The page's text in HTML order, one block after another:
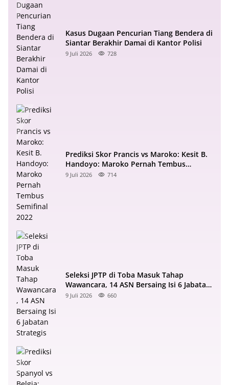
Kasus Dugaan Pencurian Tiang Bendera di
Siantar Berakhir Damai di Kantor Polisi
9 Juli 2026 728
Prediksi Skor Prancis vs Maroko: Kesit B.
Handoyo: Maroko Pernah Tembus
Semifinal 2022
9 Juli 2026 714
Seleksi JPTP di Toba Masuk Tahap
Wawancara, 14 ASN Bersaing Isi 6 Jabatan
Strategis
9 Juli 2026 660